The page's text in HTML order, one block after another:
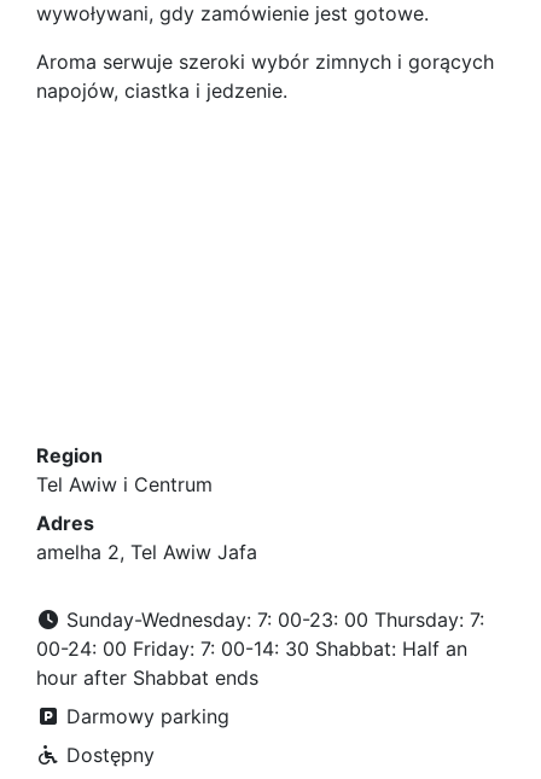
wywoływani, gdy zamówienie jest gotowe.
Aroma serwuje szeroki wybór zimnych i gorących
napojów, ciastka i jedzenie.
Region
Tel Awiw i Centrum
Adres
amelha 2, Tel Awiw Jafa
Sunday-Wednesday: 7: 00-23: 00 Thursday: 7:
00-24: 00 Friday: 7: 00-14: 30 Shabbat: Half an
hour after Shabbat ends
Darmowy parking
Dostępny